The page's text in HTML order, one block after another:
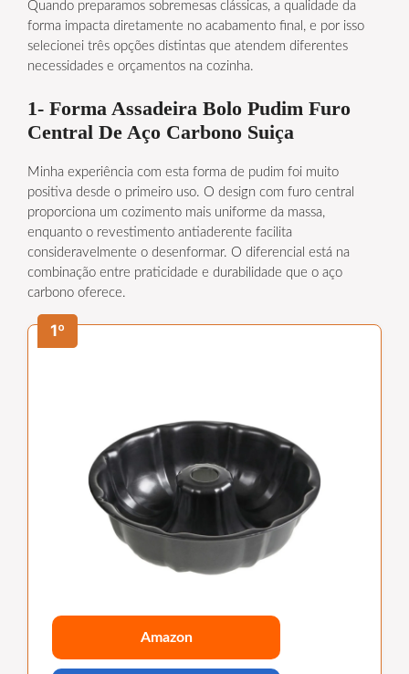
Quando preparamos sobremesas clássicas, a qualidade da
forma impacta diretamente no acabamento final, e por isso
selecionei três opções distintas que atendem diferentes
necessidades e orçamentos na cozinha.
1- Forma Assadeira Bolo Pudim Furo
Central De Aço Carbono Suiça
Minha experiência com esta forma de pudim foi muito
positiva desde o primeiro uso. O design com furo central
proporciona um cozimento mais uniforme da massa,
enquanto o revestimento antiaderente facilita
consideravelmente o desenformar. O diferencial está na
combinação entre praticidade e durabilidade que o aço
carbono oferece.
1º
Amazon